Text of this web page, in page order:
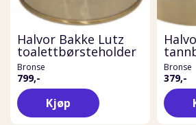
Halvor Bakke Lutz
toalettbørsteholder
Bronse
799,-
Kjøp
Bronse
379,-